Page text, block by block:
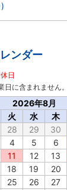
ンダー
2026年8月
火 水 木
28 29 30
4 5 6
11 12 13
18 19 20
25 26 27
日
日に含まれません。